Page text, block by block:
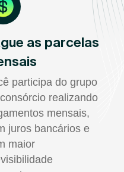
as parcelas
participa do grupo
realizando
mensais,
juros bancários e
maior